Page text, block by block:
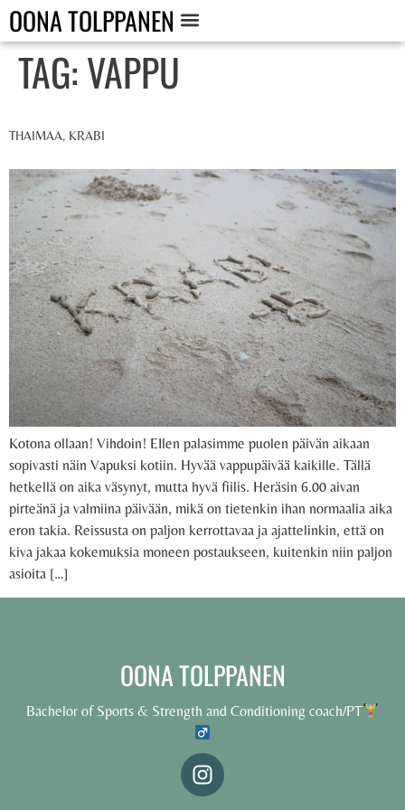
OONA TOLPPANEN
TAG:VAPPU
THAIMAA, KRABI
Kotona ollaan! Vihdoin! EIlen palasimme puolen päivän aikaan
sopivasti näin Vapuksi kotiin. Hyvää vappupäivää kaikille. Tällä
hetkellä on aika väsynyt, mutta hyvä fiilis. Heräsin 6.00 aivan
pirteänä ja valmiina päivään, mikä on tietenkin ihan normaalia aika
eron takia. Reissusta on paljon kerrottavaa ja ajattelinkin, että on
kiva jakaa kokemuksia moneen postaukseen, kuitenkin niin paljon
asioita […]
OONA TOLPPANEN
Bachelor of Sports & Strength and Conditioning coach/PT